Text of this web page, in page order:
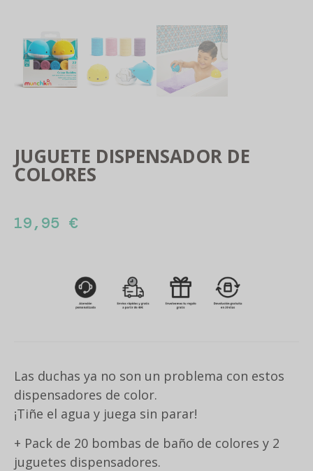
JUGUETE DISPENSADOR DE
COLORES
19,95 €
Las duchas ya no son un problema con estos
dispensadores de color.
¡Tiñe el agua y juega sin parar!
+ Pack de 20 bombas de baño de colores y 2
juguetes dispensadores.